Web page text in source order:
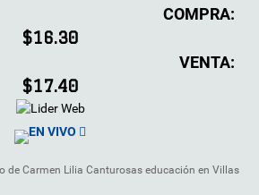
COMPRA:
$16.30
VENTA:
$17.40
EN VIVO
de Carmen Lilia Canturosas educación en Villas